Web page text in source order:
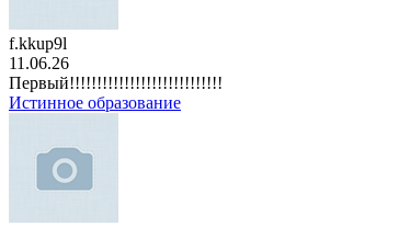
f.kkup9l
11.06.26
Первый!!!!!!!!!!!!!!!!!!!!!!!!!!!!
Истинное образование